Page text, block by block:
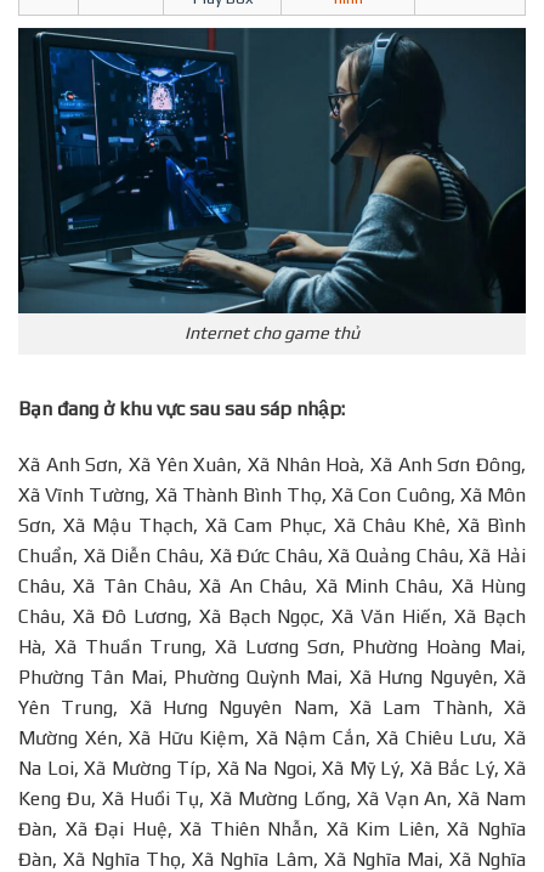
Internet cho game thủ
Bạn đang ở khu vực sau sau sáp nhập:
Xã Anh Sơn, Xã Yên Xuân, Xã Nhân Hoà, Xã Anh Sơn Đông,
Xã Vĩnh Tường, Xã Thành Bình Thọ, Xã Con Cuông, Xã Môn
Sơn, Xã Mậu Thạch, Xã Cam Phục, Xã Châu Khê, Xã Bình
Chuẩn, Xã Diễn Châu, Xã Đức Châu, Xã Quảng Châu, Xã Hải
Châu, Xã Tân Châu, Xã An Châu, Xã Minh Châu, Xã Hùng
Châu, Xã Đô Lương, Xã Bạch Ngọc, Xã Văn Hiến, Xã Bạch
Hà, Xã Thuần Trung, Xã Lương Sơn, Phường Hoàng Mai,
Phường Tân Mai, Phường Quỳnh Mai, Xã Hưng Nguyên, Xã
Yên Trung, Xã Hưng Nguyên Nam, Xã Lam Thành, Xã
Mường Xén, Xã Hữu Kiệm, Xã Nậm Cắn, Xã Chiêu Lưu, Xã
Na Loi, Xã Mường Típ, Xã Na Ngoi, Xã Mỹ Lý, Xã Bắc Lý, Xã
Keng Đu, Xã Huồi Tụ, Xã Mường Lống, Xã Vạn An, Xã Nam
Đàn, Xã Đại Huệ, Xã Thiên Nhẫn, Xã Kim Liên, Xã Nghĩa
Đàn, Xã Nghĩa Thọ, Xã Nghĩa Lâm, Xã Nghĩa Mai, Xã Nghĩa